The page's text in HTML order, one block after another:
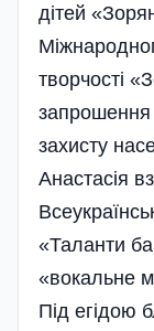
дітей
творчості
запрошення
захисту
Анастасія
«Таланти
«вокальне
Під егідою